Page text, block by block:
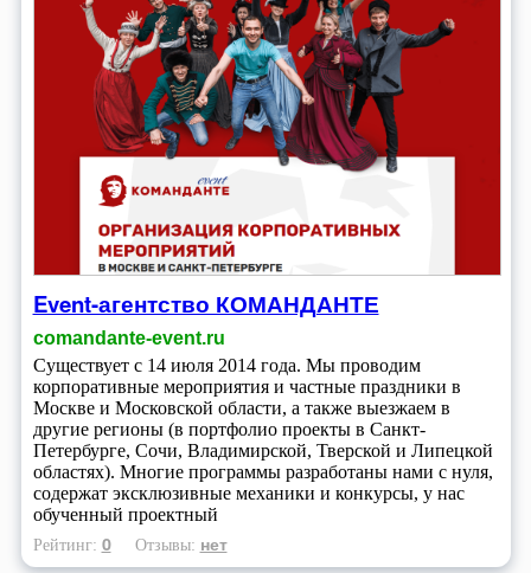
Event-агентство КОМАНДАНТЕ
comandante-event.ru
Существует с 14 июля 2014 года. Мы проводим
корпоративные мероприятия и частные праздники в
Москве и Московской области, а также выезжаем в
другие регионы (в портфолио проекты в Санкт-
Петербурге, Сочи, Владимирской, Тверской и Липецкой
областях). Многие программы разработаны нами с нуля,
содержат эксклюзивные механики и конкурсы, у нас
обученный проектный
Рейтинг: 0 Отзывы: нет